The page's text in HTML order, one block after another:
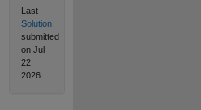
Last
Solution
submitted
on Jul
22,
2026